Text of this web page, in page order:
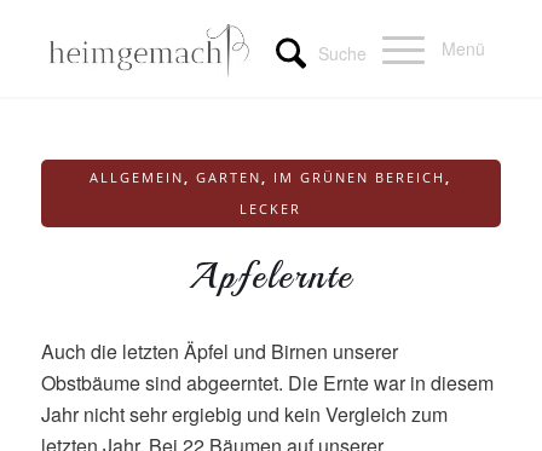
Suche Menü
ALLGEMEIN,GARTEN, IM GRÜNEN BEREICH,
LECKER
Apfelernte
Auch die letzten Äpfel und Birnen unserer
Obstbäume sind abgeerntet. Die Ernte war in diesem
Jahr nicht sehr ergiebig und kein Vergleich zum
letzten Jahr. Bei 22 Bäumen auf unserer